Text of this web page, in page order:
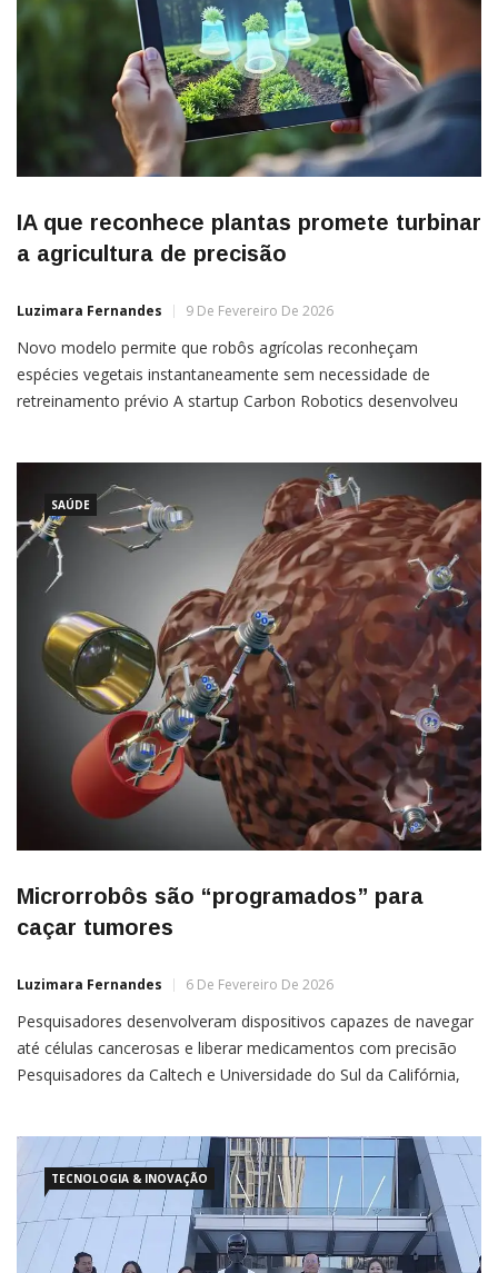
IA que reconhece plantas promete turbinar
a agricultura de precisão
Luzimara Fernandes 9 De Fevereiro De 2026
Novo modelo permite que robôs agrícolas reconheçam
espécies vegetais instantaneamente sem necessidade de
retreinamento prévio A startup Carbon Robotics desenvolveu
Large Plant Model (LPM). A tecnologia permite que agricultores
identifiquem e eliminem
SAÚDE
Microrrobôs são “programados” para
caçar tumores
Luzimara Fernandes 6 De Fevereiro De 2026
Pesquisadores desenvolveram dispositivos capazes de navegar
até células cancerosas e liberar medicamentos com precisão
Pesquisadores da Caltech e Universidade do Sul da Califórnia,
medicamentos. Os testes realizados em camundongos com
tumores de bexiga demonstraram
TECNOLOGIA & INOVAÇÃO